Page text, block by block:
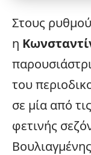
Στους
η
του
σε μία από
φετινής